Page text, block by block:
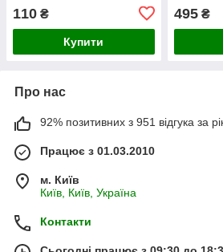
110 ₴
Купити
495₴
Про нас
92% позитивних з 951 відгука за
Працює з 01.03.2010
м. Київ
Київ, Київ, Україна
Контакти